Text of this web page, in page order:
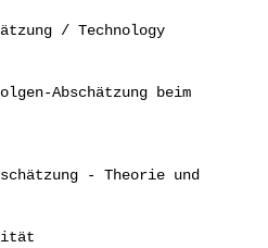
/ Technology
Abschätzung beim
- Theorie und